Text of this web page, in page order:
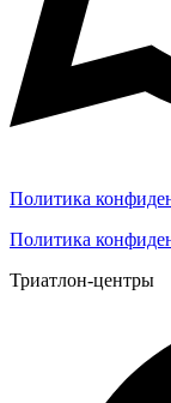
Политика
Политика
Триатлон-центры